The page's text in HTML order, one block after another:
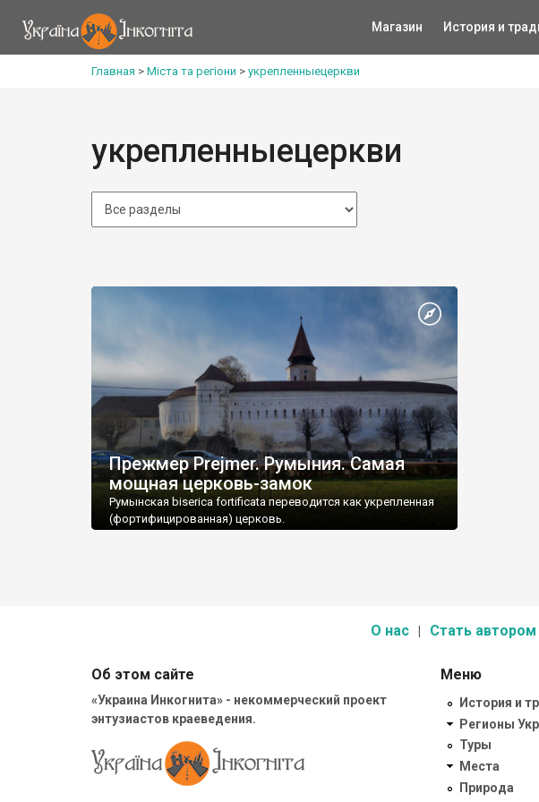
Магазин История и
Главная > Міста та регіони > укрепленныецеркви
укрепленныецеркви
Прежмер Prejmer. Румыния. Самая
мощная церковь-замок
Румынская biserica fortificata переводится как укрепленная
(фортифицированная) церковь.
О нас Стать автором
Об этом сайте
«Украина Инкогнита» - некоммерческий проект
энтузиастов краеведения.
Меню
История и
Регионы
Туры
Места
Природа